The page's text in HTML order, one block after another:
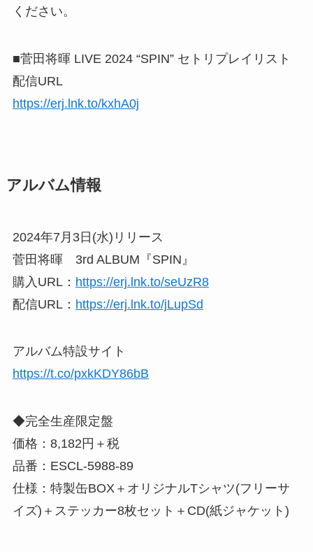
ください。
■菅田将暉 LIVE 2024 “SPIN” セトリプレイリスト
配信URL
https://erj.lnk.to/kxhA0j
アルバム情報
2024年7月3日(水)リリース
菅田将暉 3rd ALBUM『SPIN』
購入URL： https://erj.lnk.to/seUzR8
配信URL： https://erj.lnk.to/jLupSd
アルバム特設サイト
https://t.co/pxkKDY86bB
◆完全生産限定盤
価格：8,182円＋税
品番：ESCL-5988-89
仕様：特製缶BOX＋オリジナルTシャツ(フリーサ
イズ)＋ステッカー8枚セット＋CD(紙ジャケット)